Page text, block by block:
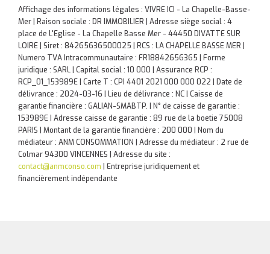
Affichage des informations légales : VIVRE ICI - La Chapelle-Basse-
Mer | Raison sociale : DR IMMOBILIER | Adresse siège social : 4
place de L'Eglise - La Chapelle Basse Mer - 44450 DIVATTE SUR
LOIRE | Siret : 84265636500025 | RCS : LA CHAPELLE BASSE MER |
Numero TVA Intracommunautaire : FR18842656365 | Forme
juridique : SARL | Capital social : 10 000 | Assurance RCP :
RCP_01_153989E | Carte T : CPI 4401 2021 000 000 022 | Date de
délivrance : 2024-03-16 | Lieu de délivrance : NC | Caisse de
garantie financière : GALIAN-SMABTP. | N° de caisse de garantie :
153989E | Adresse caisse de garantie : 89 rue de la boetie 75008
PARIS | Montant de la garantie financière : 200 000 | Nom du
médiateur : ANM CONSOMMATION | Adresse du médiateur : 2 rue de
Colmar 94300 VINCENNES | Adresse du site :
contact@anmconso.com
Entreprise juridiquement et
financièrement indépendante